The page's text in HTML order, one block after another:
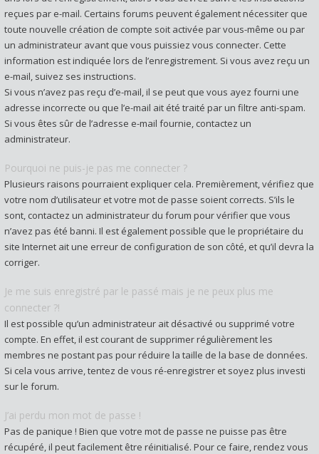
reçues par e-mail. Certains forums peuvent également nécessiter que
toute nouvelle création de compte soit activée par vous-même ou par
un administrateur avant que vous puissiez vous connecter. Cette
information est indiquée lors de l’enregistrement. Si vous avez reçu un
e-mail, suivez ses instructions.
Si vous n’avez pas reçu d’e-mail, il se peut que vous ayez fourni une
adresse incorrecte ou que l’e-mail ait été traité par un filtre anti-spam.
Si vous êtes sûr de l’adresse e-mail fournie, contactez un
administrateur.
Pourquoi ne puis-je pas me connecter ?
Plusieurs raisons pourraient expliquer cela. Premièrement, vérifiez que
votre nom d’utilisateur et votre mot de passe soient corrects. S’ils le
sont, contactez un administrateur du forum pour vérifier que vous
n’avez pas été banni. Il est également possible que le propriétaire du
site Internet ait une erreur de configuration de son côté, et qu’il devra la
corriger.
Je me suis enregistré par le passé mais je ne peux plus me
connecter ?!
Il est possible qu’un administrateur ait désactivé ou supprimé votre
compte. En effet, il est courant de supprimer régulièrement les
membres ne postant pas pour réduire la taille de la base de données.
Si cela vous arrive, tentez de vous ré-enregistrer et soyez plus investi
sur le forum.
J’ai perdu mon mot de passe !
Pas de panique ! Bien que votre mot de passe ne puisse pas être
récupéré, il peut facilement être réinitialisé. Pour ce faire, rendez vous